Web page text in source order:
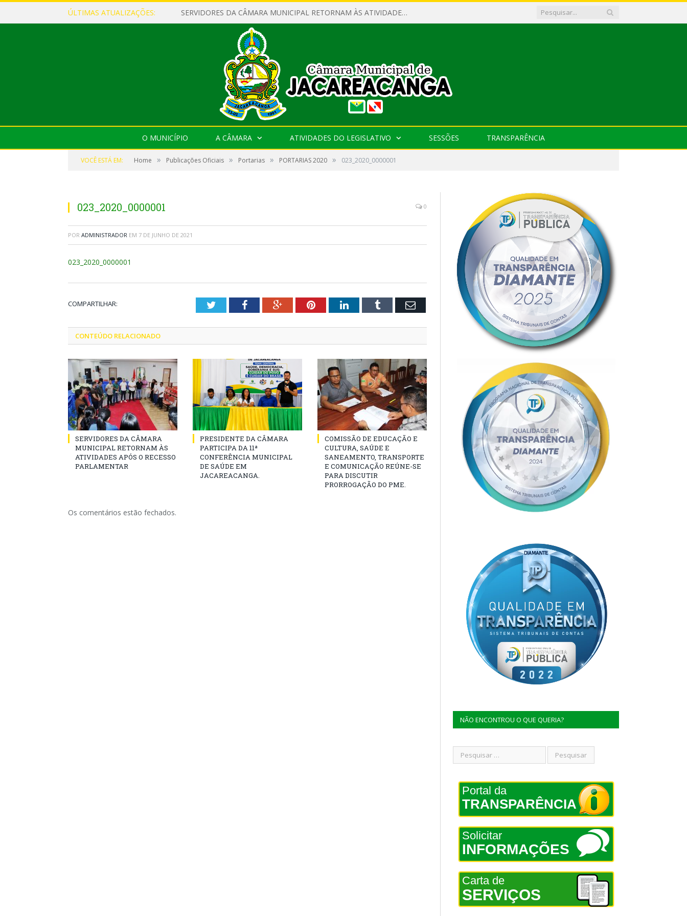
ÚLTIMAS ATUALIZAÇÕES: SERVIDORES DA CÂMARA MUNICIPAL RETORNAM ÀS ATIVIDADES APÓS O RECESSO PARLAMENTAR
O MUNICÍPIO A CÂMARA ATIVIDADES DO LEGISLATIVO SESSÕES TRANSPARÊNCIA
VOCÊ ESTÁ EM: Home » Publicações Oficiais » Portarias » PORTARIAS 2020 » 023_2020_0000001
023_2020_0000001 0
POR ADMINISTRADOR EM 7 DE JUNHO DE 2021
023_2020_0000001
COMPARTILHAR: TwitterFacebookGoogle+PinterestLinkedInTumblr Email
CONTEÚDO RELACIONADO
SERVIDORES DA CÂMARA
MUNICIPAL RETORNAM ÀS
ATIVIDADES APÓS O RECESSO
PARLAMENTAR
PRESIDENTE DA CÂMARA
PARTICIPA DA 11ª
CONFERÊNCIA MUNICIPAL
DE SAÚDE EM
JACAREACANGA.
COMISSÃO DE EDUCAÇÃO E
CULTURA, SAÚDE E
SANEAMENTO, TRANSPORTE
E COMUNICAÇÃO REÚNE-SE
PARA DISCUTIR
PRORROGAÇÃO DO PME.
Os comentários estão fechados.
NÃO ENCONTROU O QUE QUERIA?
Portal da
TRANSPARÊNCIA
Solicitar
INFORMAÇÕES
Carta de
SERVIÇOS